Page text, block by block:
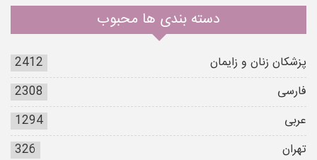
دسته بندی ها محبوب
پزشکان زنان و زایمان
2412
فارسی
2308
عربی
1294
تهران
326